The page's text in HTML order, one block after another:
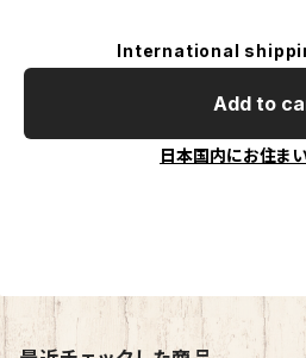
International
Add to
日本国内にお住ま